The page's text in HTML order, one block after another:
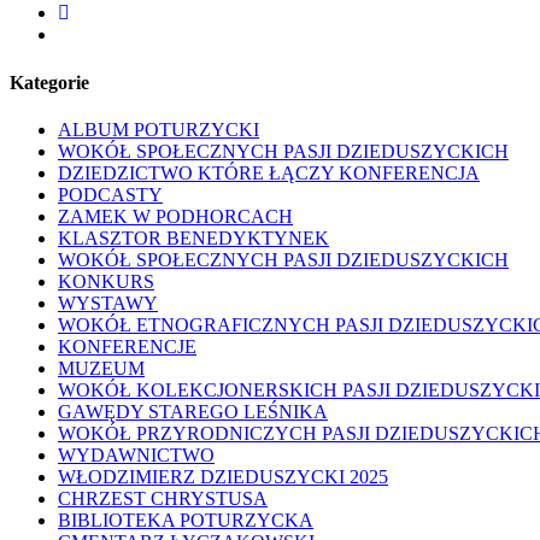
facebook
Kategorie
ALBUM POTURZYCKI
WOKÓŁ SPOŁECZNYCH PASJI DZIEDUSZYCKICH
DZIEDZICTWO KTÓRE ŁĄCZY KONFERENCJA
PODCASTY
ZAMEK W PODHORCACH
KLASZTOR BENEDYKTYNEK
WOKÓŁ SPOŁECZNYCH PASJI DZIEDUSZYCKICH
KONKURS
WYSTAWY
WOKÓŁ ETNOGRAFICZNYCH PASJI
KONFERENCJE
MUZEUM
WOKÓŁ KOLEKCJONERSKICH PASJI
GAWĘDY STAREGO LEŚNIKA
WOKÓŁ PRZYRODNICZYCH PASJI
WYDAWNICTWO
WŁODZIMIERZ DZIEDUSZYCKI 2025
CHRZEST CHRYSTUSA
BIBLIOTEKA POTURZYCKA